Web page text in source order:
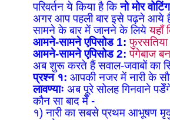
परिवर्तन ये किया है किनो मोर वोटिंग
अगर आप पहली बार इसे पढ़ने आये
सामने के बार में जानने के लियेयहाँ
आमने-सामने एपिसोड 1:
आमने-सामने एपिसोड 2: पंगेबाज
अब शुरू करते हैं सवाल-जवाबों का
प्रश्न १: आपकी नजर में नारी के
लावण्याः अब पूरे सोलह गिनवाने
कौन सा बाद मेँ -
१) नारी का सबसे प्रथम आभूषण